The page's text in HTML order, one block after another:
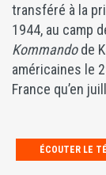
transféré à la
1944, au camp
Kommandode
américaines le
France qu’en
ÉCOUTER LE